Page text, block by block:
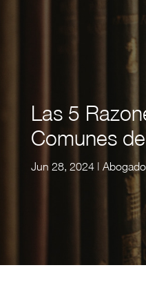
Las 5
Comunes
Jun 28, 2024|